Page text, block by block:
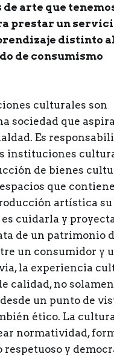
arte que
prestar un
distinto
de consumismo
culturales son
sociedad que
Es
instituciones
de bienes
que
artística su
cuidarla y
de un patrimonio
un consumidor y
la experiencia
calidad, no
un punto de
ético. La
normatividad,
y